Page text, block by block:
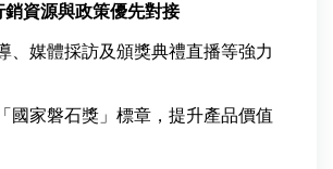
銷資源與政策優先對接
、媒體採訪及頒獎典禮直播等強力
國家磐石獎」標章，提升產品價值